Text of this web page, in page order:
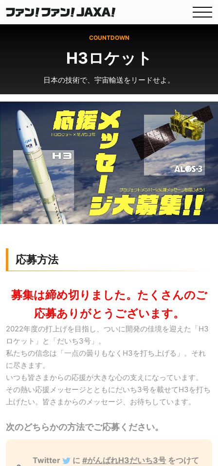
COUNTDOWN
H3ロケット
日本の技術で、宇宙輸送をリードせよ。
応募方法
募集は締め切りました。たくさんのご
応募ありがとうございます。
2022年度の打上げを目指し、ついに開発の佳境を迎えた「H3
ロケット」と「だいち3号」。
私たちの信念は「一点の曇りもなくH3を打ち上げる」。それ
に尽きます。
いつも皆さまからの応援が大きな心の支えになっています。
その熱い応援メッセージとともにだいち3号を載せてH3を打ち
上げたい。皆さまからのメッセージ、お待ちしています。
次のどちらかの方法でご応募ください。
Twitter に#がんばれH3だいち3号 をつけて